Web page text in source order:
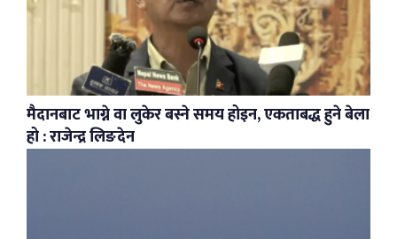
मैदानबाट भाग्ने वा लुकेर बस्ने समय होइन, एकताबद्ध हुने बेला
हो : राजेन्द्र लिङदेन